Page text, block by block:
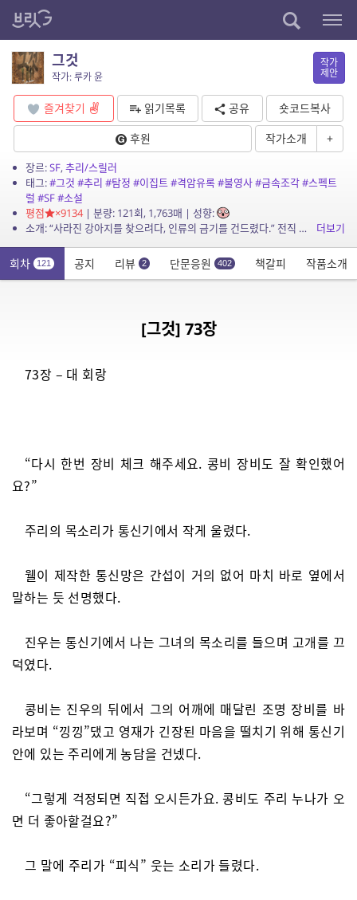
그것
작가: 루카 윤
작가
제안
즐겨찾기 읽기목록 공유
숏코드복사
후원
작가소개 +
장르:SF,추리/스릴러
태그:#그것 #추리 #탐정 #이집트#격암유록#불영사#금속조각#스펙트
럴 #SF#소설
평점
×9134| 분량: 121회, 1,763매 | 성향:
소개: “사라진 강아지를 찾으려다, 인류의 금기를 건드렸다.” 전직 형사 하진우는 실종된 웰시코기 ‘콩비’를 수색하던 중, 낙산공원에서 기이한 탄흔과 함께 정체불명의...
더보기
회차 121 공지 리뷰 2 단문응원 402 책갈피 작품소개
[그것] 73장
73장 – 대 회랑
“다시 한번 장비 체크 해주세요. 콩비 장비도 잘 확인했어
요?”
주리의 목소리가 통신기에서 작게 울렸다.
웰이 제작한 통신망은 간섭이 거의 없어 마치 바로 옆에서
말하는 듯 선명했다.
진우는 통신기에서 나는 그녀의 목소리를 들으며 고개를 끄
덕였다.
콩비는 진우의 뒤에서 그의 어깨에 매달린 조명 장비를 바
라보며 “낑낑”댔고 영재가 긴장된 마음을 떨치기 위해 통신기
안에 있는 주리에게 농담을 건넸다.
“그렇게 걱정되면 직접 오시든가요. 콩비도 주리 누나가 오
면 더 좋아할걸요?”
그 말에 주리가 “피식” 웃는 소리가 들렸다.